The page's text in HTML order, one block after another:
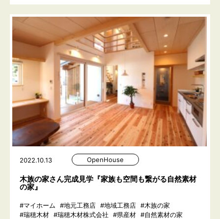
2022.10.13 OpenHouse
木族の家さん完成見学『家族も空間も繋がる自然素材
の家』
#マイホーム #地元工務店 #地域工務店 #木族の家
#瑞穂木材 #瑞穂木材株式会社 #県産材 #自然素材の家